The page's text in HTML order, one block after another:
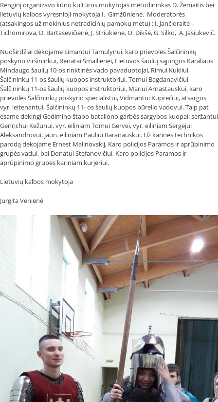
Renginį organizavo kūno kultūros mokytojas metodininkas D. Žemaitis bei
lietuvių kalbos vyresnioji mokytoja I. Gimžūnienė. Moderatorės
(atsakingos už mokinius netradicinių pamokų metu) : I. Jančioraitė –
Tichomirova, D. Bartasevičienė, J. Striukienė, O. Dikšė, G. Silko, A. Jasiukevič.
Nuoširdžiai dėkojame Eimantui Tamulynui, karo prievolės Šalčininkų
poskyrio viršininkui, Renatai Šmailienei, Lietuvos šaulių sąjungos Karaliaus
Mindaugo šaulių 10-os rinktinės vado pavaduotojai, Rimui Kukliui,
Šalčininkų 11-os šaulių kuopos instruktoriui, Tomui Bagdanavičiui,
Šalčininkų 11-os šaulių kuopos instruktoriui, Mariui Arnastauskui, karo
prievolės Šalčininkų poskyrio specialistui, Vidmantui Kuprečiui, atsargos
vyr. leitenantui, Šalčininkų 11- os šaulių kuopos būrelio vadovui. Taip pat
esame dėkingi Gedimino štabo bataliono garbės sargybos kuopai: seržantui
Genrichui Kežunui, vyr. eiliniam Tomui Gervei, vyr. eiliniam Sergejui
Aleksandrovui, jaun. eiliniam Pauliui Baranauskui. Už karinės technikos
parodą dėkojame Ernest Malinovskij, Karo policijos Paramos ir aprūpinimo
grupės vadui, bei Donatui Stefanovičiui, Karo policijos Paramos ir
aprūpinimo grupės kariniam kurjeriui.
Lietuvių kalbos mokytoja
Jurgita Venienė